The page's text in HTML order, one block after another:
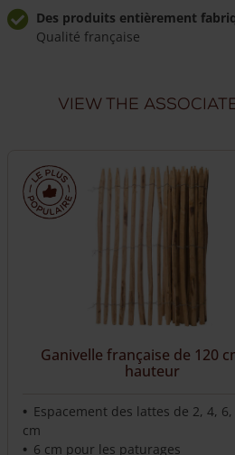
avivé
simple
Des produits entièrement
Qualité française
View the
Ganivelle française de 120
hauteur
Espacement des lattes de 2, 4,
cm
6 cm pour les paturages